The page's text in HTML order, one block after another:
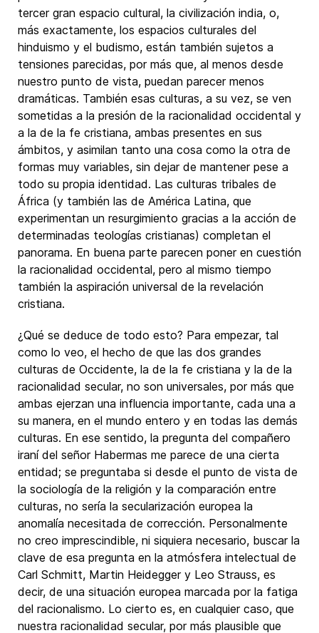
tercer gran espacio cultural, la civilización india, o,
más exactamente, los espacios culturales del
hinduismo y el budismo, están también sujetos a
tensiones parecidas, por más que, al menos desde
nuestro punto de vista, puedan parecer menos
dramáticas. También esas culturas, a su vez, se ven
sometidas a la presión de la racionalidad occidental y
a la de la fe cristiana, ambas presentes en sus
ámbitos, y asimilan tanto una cosa como la otra de
formas muy variables, sin dejar de mantener pese a
todo su propia identidad. Las culturas tribales de
África (y también las de América Latina, que
experimentan un resurgimiento gracias a la acción de
determinadas teologías cristianas) completan el
panorama. En buena parte parecen poner en cuestión
la racionalidad occidental, pero al mismo tiempo
también la aspiración universal de la revelación
cristiana.
¿Qué se deduce de todo esto? Para empezar, tal
como lo veo, el hecho de que las dos grandes
culturas de Occidente, la de la fe cristiana y la de la
racionalidad secular, no son universales, por más que
ambas ejerzan una influencia importante, cada una a
su manera, en el mundo entero y en todas las demás
culturas. En ese sentido, la pregunta del compañero
iraní del señor Habermas me parece de una cierta
entidad; se preguntaba si desde el punto de vista de
la sociología de la religión y la comparación entre
culturas, no sería la secularización europea la
anomalía necesitada de corrección. Personalmente
no creo imprescindible, ni siquiera necesario, buscar la
clave de esa pregunta en la atmósfera intelectual de
Carl Schmitt, Martin Heidegger y Leo Strauss, es
decir, de una situación europea marcada por la fatiga
del racionalismo. Lo cierto es, en cualquier caso, que
nuestra racionalidad secular, por más plausible que